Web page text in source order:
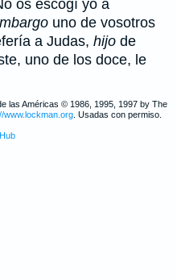
os escogí yo a
uno de vosotros
a Judas, hijo de
uno de los doce, le
las Américas © 1986, 1995, 1997 by The
www.lockman.org. Usadas con permiso.